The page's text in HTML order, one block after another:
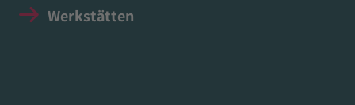
Werkstätten